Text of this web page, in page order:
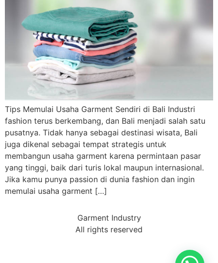
Tips Memulai Usaha Garment Sendiri di Bali Industri
fashion terus berkembang, dan Bali menjadi salah satu
pusatnya. Tidak hanya sebagai destinasi wisata, Bali
juga dikenal sebagai tempat strategis untuk
membangun usaha garment karena permintaan pasar
yang tinggi, baik dari turis lokal maupun internasional.
Jika kamu punya passion di dunia fashion dan ingin
memulai usaha garment […]
Garment Industry
All rights reserved